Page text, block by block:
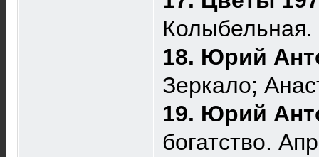
18. Юрий
Зеркало;
19. Юрий
богатство.